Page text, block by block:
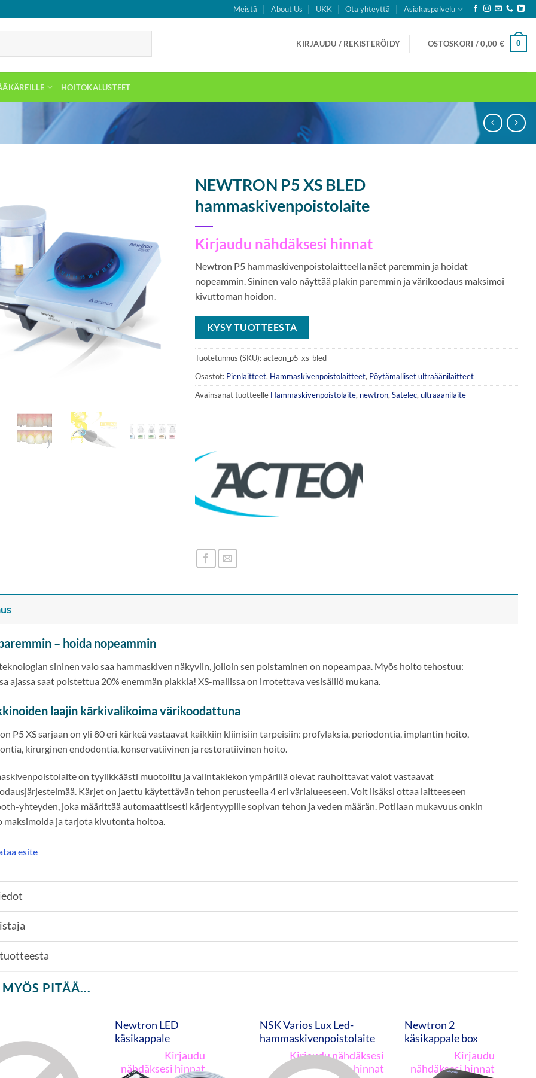
Meistä About Us UKK Ota yhteyttä Asiakaspalvelu
KIRJAUDU / REKISTERÖIDY OSTOSKORI /0,00 € 0
HOITOKALUSTEET
NEWTRON P5 XS BLED
hammaskivenpoistolaite
Kirjaudu nähdäksesi hinnat
Newtron P5 hammaskivenpoistolaitteella näet paremmin ja hoidat
nopeammin. Sininen valo näyttää plakin paremmin ja värikoodaus maksimoi
kivuttoman hoidon.
KYSY TUOTTEESTA
Tuotetunnus (SKU):acteon_p5-xs-bled
Osastot: Pienlaitteet, Hammaskivenpoistolaitteet, Pöytämalliset ultraäänilaitteet
Avainsanat tuotteelle Hammaskivenpoistolaite, newtron,Satelec,ultraäänilaite
– hoida nopeammin
sininen valo saa hammaskiven näkyviin, jolloin sen poistaminen on nopeampaa. Myös hoito tehostuu:
ajassa saat poistettua 20% enemmän plakkia! XS-mallissa on irrotettava vesisäiliö mukana.
laajin kärkivalikoima värikoodattuna
P5 XS sarjaan on yli 80 eri kärkeä vastaavat kaikkiin kliinisiin tarpeisiin: profylaksia, periodontia, implantin hoito,
kirurginen endodontia, konservatiivinen ja restoratiivinen hoito.
on tyylikkäästi muotoiltu ja valintakiekon ympärillä olevat rauhoittavat valot vastaavat
Kärjet on jaettu käytettävän tehon perusteella 4 eri värialueeseen. Voit lisäksi ottaa laitteeseen
yhteyden, joka määrittää automaattisesti kärjentyypille sopivan tehon ja veden määrän. Potilaan mukavuus onkin
maksimoida ja tarjota kivutonta hoitoa.
esite
PITÄÄ...
Newtron LED
käsikappale
Kirjaudu
nähdäksesi hinnat
NSK Varios Lux Led-
hammaskivenpoistolaite
Kirjaudu nähdäksesi
hinnat
Newtron 2
käsikappale box
Kirjaudu
nähdäksesi hinnat